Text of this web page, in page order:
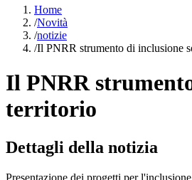
Home
/Novità
/notizie
/Il PNRR strumento di inclusione
Il PNRR
territorio
Dettagli della notizia
Presentazione dei progetti per